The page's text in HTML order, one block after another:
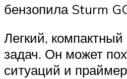
бензопила Sturm
Легкий,
задач. Он может
ситуаций и